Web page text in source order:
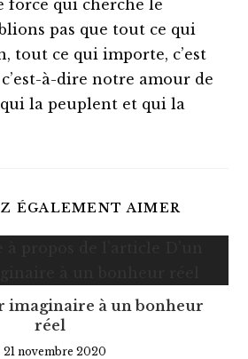
force qui cherche le
pas que tout ce qui
tout ce qui importe, c’est
à-dire notre amour de
la peuplent et qui la
ÉGALEMENT AIMER
imaginaire à un bonheur
réel
21 novembre 2020